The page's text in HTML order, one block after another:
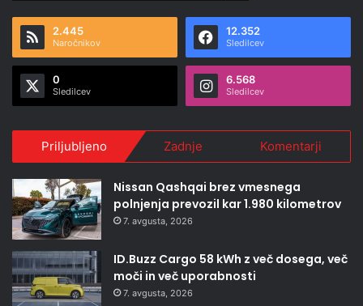
2.445
Naročnikov
12.352
Sledilcev
0
Sledilcev
6.568
Sledilcev
Priljubljeno Zadnje Komentarji
Nissan Qashqai brez vmesnega
polnjenja prevozil kar 1.980 kilometrov
7. avgusta, 2026
ID.Buzz Cargo 58 kWh z več dosega, več
moči in več uporabnosti
7. avgusta, 2026